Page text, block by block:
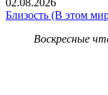
02.08.2026
Близость (В этом
Воскресные